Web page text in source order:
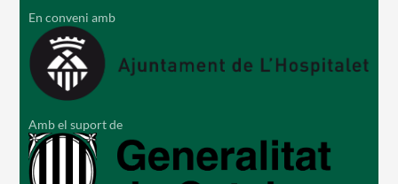
En conveni amb
Amb el suport de